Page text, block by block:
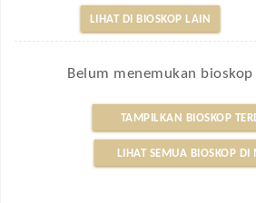
LIHAT DI BIOSKOP LAIN
Belum menemukan bioskop
TAMPILKAN BIOSKOP
LIHAT SEMUA BIOSKOP